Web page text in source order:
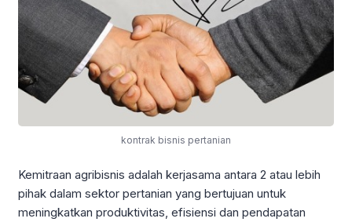
kontrak bisnis pertanian
Kemitraan agribisnis adalah kerjasama antara 2 atau lebih
pihak dalam sektor pertanian yang bertujuan untuk
meningkatkan produktivitas, efisiensi dan pendapatan